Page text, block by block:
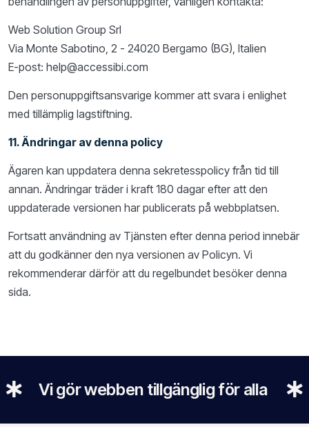
Web Solution Group Srl
Via Monte Sabotino, 2 - 24020 Bergamo (BG), Italien
E-post: help@accessibi.com
Den personuppgiftsansvarige kommer att svara i enlighet
med tillämplig lagstiftning.
11. Ändringar av denna policy
Ägaren kan uppdatera denna sekretesspolicy från tid till
annan. Ändringar träder i kraft 180 dagar efter att den
uppdaterade versionen har publicerats på webbplatsen.
Fortsatt användning av Tjänsten efter denna period innebär
att du godkänner den nya versionen av Policyn. Vi
rekommenderar därför att du regelbundet besöker denna
sida.
Vi gör webben tillgänglig för alla